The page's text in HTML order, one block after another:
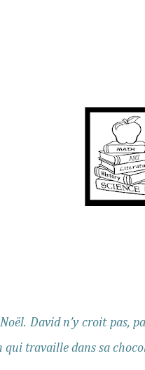
David n’y croit pas,
qui travaille dans sa